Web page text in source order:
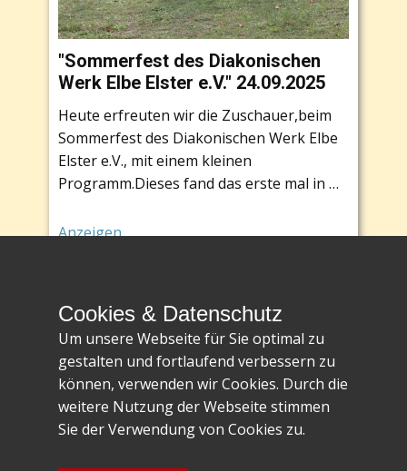
"Sommerfest des Diakonischen
Werk Elbe Elster e.V." 24.09.2025
Heute erfreuten wir die Zuschauer,beim
Sommerfest des Diakonischen Werk Elbe
Elster e.V., mit einem kleinen
Programm.Dieses fand das erste mal in …
Anzeigen
Impressum
Cookies & Datenschutz
Um unsere Webseite für Sie optimal zu
gestalten und fortlaufend verbessern zu
können, verwenden wir Cookies. Durch die
weitere Nutzung der Webseite stimmen
Sie der Verwendung von Cookies zu.